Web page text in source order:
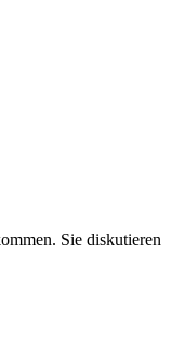
Sie diskutieren